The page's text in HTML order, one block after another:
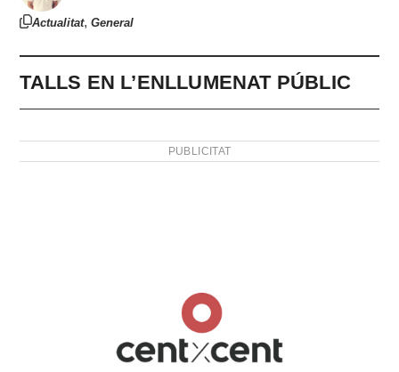
Actualitat,General
TALLS EN L’ENLLUMENAT PÚBLIC
PUBLICITAT